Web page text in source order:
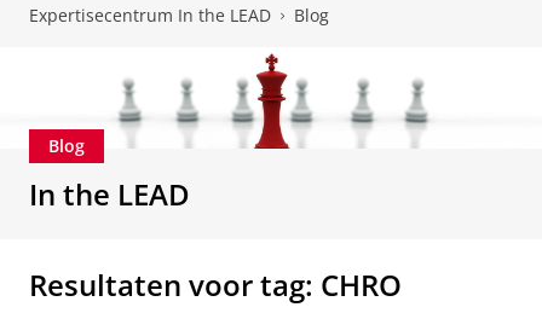
Expertisecentrum In the LEAD Blog
Blog
In the LEAD
Resultaten voor tag: CHRO